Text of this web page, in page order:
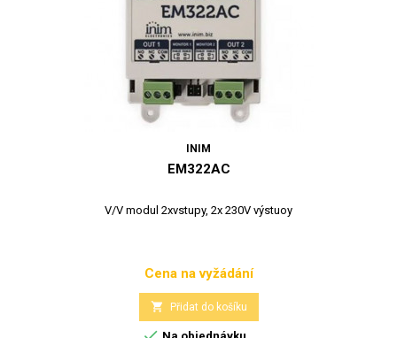
INIM
EM322AC
V/V modul 2xvstupy, 2x 230V výstuoy
Cena
Cena na vyžádání
 Přidat do košíku